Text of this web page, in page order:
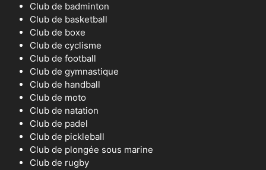
Club de badminton
Club de basketball
Club de boxe
Club de cyclisme
Club de football
Club de gymnastique
Club de handball
Club de moto
Club de natation
Club de padel
Club de pickleball
Club de plongée sous marine
Club de rugby